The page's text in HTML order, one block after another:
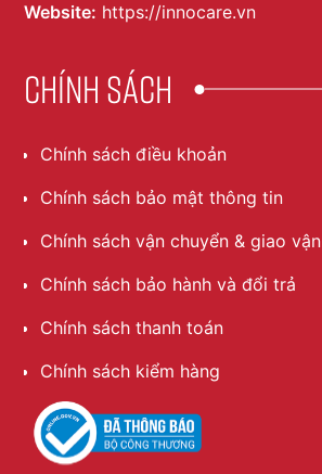
Website: https://innocare.vn
Chính sách
Chính sách điều khoản
Chính sách bảo mật thông tin
Chính sách vận chuyển & giao vận
Chính sách bảo hành và đổi trả
Chính sách thanh toán
Chính sách kiểm hàng